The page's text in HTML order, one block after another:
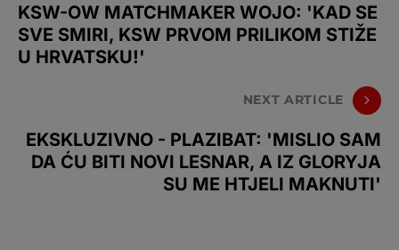
KSW-OW MATCHMAKER WOJO: 'KAD SE
SVE SMIRI, KSW PRVOM PRILIKOM STIŽE
U HRVATSKU!'
NEXT ARTICLE
EKSKLUZIVNO - PLAZIBAT: 'MISLIO SAM
DA ĆU BITI NOVI LESNAR, A IZ GLORYJA
SU ME HTJELI MAKNUTI'